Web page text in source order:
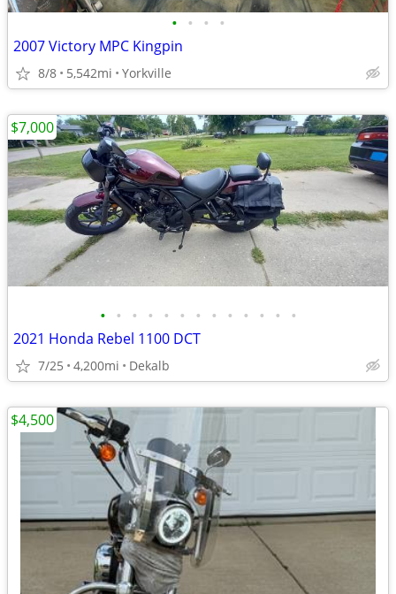
• • • •
2007 Victory MPC Kingpin
8/8 5,542mi Yorkville
• • • • • • • • • • • • •
2021 Honda Rebel 1100 DCT
7/25 4,200mi Dekalb
$7,000
$4,500